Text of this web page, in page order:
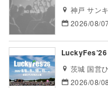
神戸 サン
2026/08/
LuckyFes’26
茨城 国営
2026/08/